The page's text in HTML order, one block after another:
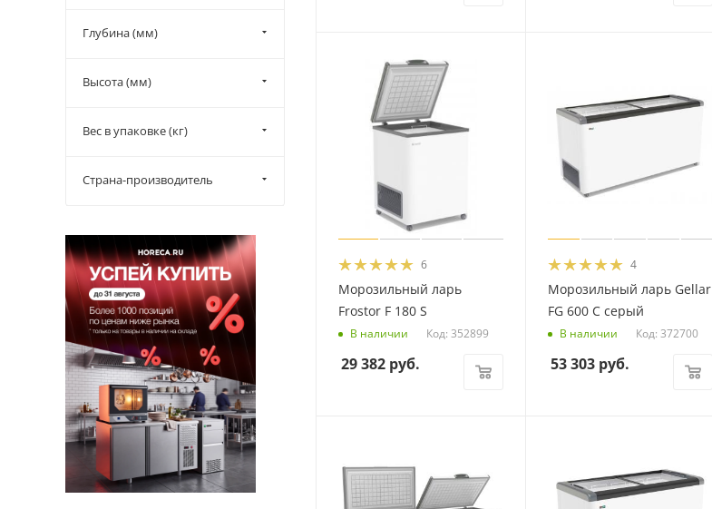
6
Морозильный ларь
Frostor F 180 S
В наличии Код: 352899
29 382 руб.
4
Морозильный ларь Gellar
FG 600 C серый
В наличии Код: 372700
53 303руб.
Глубина (мм)
Высота (мм)
Вес в упаковке (кг)
Страна-производитель